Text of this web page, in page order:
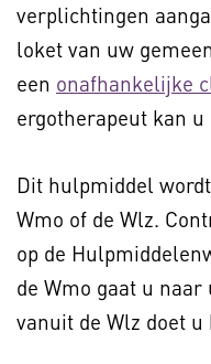
verplichtingen
loket van uw
een onafhankelijke
ergotherapeut kan
Dit hulpmiddel
Wmo of de Wlz.
op de
de Wmo gaat u
vanuit de Wlz doet